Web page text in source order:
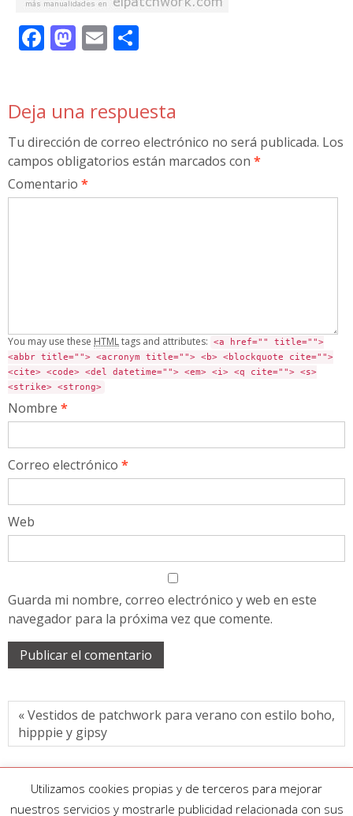
Facebook
Mastodon
Email
Deja una respuesta
Tu dirección de correo electrónico no será publicada. Los
campos obligatorios están marcados con *
Comentario *
You may use these HTMLtags and attributes:
<a href="" title="">
<abbr title=""> <acronym title=""> <b> <blockquote cite="">
<cite> <code> <del datetime=""> <em> <i> <q cite=""> <s>
<strike> <strong>
Nombre *
Correo electrónico *
Web
Guarda mi nombre, correo electrónico y web en este
navegador para la próxima vez que comente.
« Vestidos de patchwork para verano con estilo boho,
hipppie y gipsy
Utilizamos cookies propias y de terceros para mejorar
nuestros servicios y mostrarle publicidad relacionada con sus